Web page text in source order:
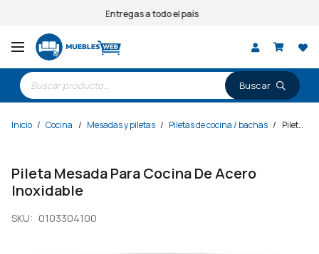
Entregas a todo el país
Búsqueda
de
productos
Inicio / Cocina / Mesadas y piletas / Piletas de cocina / bachas / Pileta Mesada Para Cocina De Acero Inoxidable
Pileta Mesada Para Cocina De Acero
Inoxidable
SKU: 0103304100